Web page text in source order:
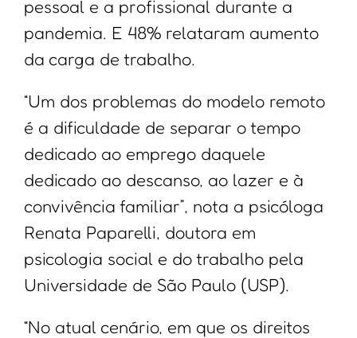
pessoal e a profissional durante a
pandemia. E 48% relataram aumento
da carga de trabalho.
“Um dos problemas do modelo remoto
é a dificuldade de separar o tempo
dedicado ao emprego daquele
dedicado ao descanso, ao lazer e à
convivência familiar”, nota a psicóloga
Renata Paparelli, doutora em
psicologia social e do trabalho pela
Universidade de São Paulo (USP).
“No atual cenário, em que os direitos